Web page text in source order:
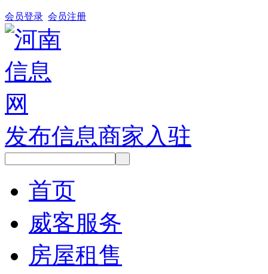
会员登录 会员注册
发布信息商家入驻
首页
威客服务
房屋租售